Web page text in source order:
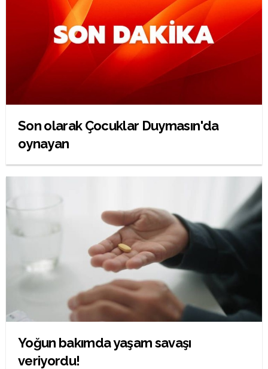
Son olarak Çocuklar Duymasın'da
oynayan
Yoğun bakımda yaşam savaşı
veriyordu!